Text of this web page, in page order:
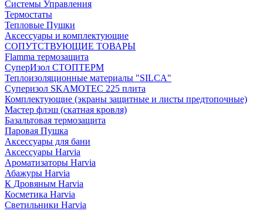
Системы Управления
Термостаты
Тепловые Пушки
Аксессуары и комплектующие
СОПУТСТВУЮЩИЕ ТОВАРЫ
Flamma термозащита
СуперИзол СТОПТЕРМ
Теплоизоляционные материалы "SILCA"
Суперизол SKAMOTEC 225 плита
Комплектующие (экраны защитные и листы предтопочные)
Мастер флэш (скатная кровля)
Базальтовая термозащита
Паровая Пушка
Аксессуары для бани
Аксессуары Harvia
Ароматизаторы Harvia
Абажуры Harvia
К Дровяным Harvia
Косметика Harvia
Светильники Harvia